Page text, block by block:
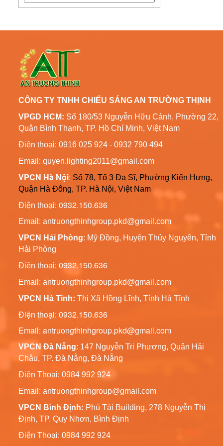
Thông Số Kỹ Thuật Trụ
Đèn Chiếu Sáng Cao Áp
Liên hệ
Sáng Cao Áp Đường Phố
ATT-T01
Liên hệ
Cột Đèn Trang Trí Sân
Liên hệ
Cột Trang Trí Đèn Led
Chiếu Sáng Sân Vườn
Trụ Đèn Tín Hiệu Chớp
Vàng Năng Lượng Mặt
Liên hệ
Cột Đèn Chiếu Sáng Cao
Áp 6m, 7m, 8m, 9m,
10m, 11m, 12m
Liên hệ
Cột Đèn Chiếu Sáng Sân
Vườn Pine
Nóng Trụ Đèn Chiếu Sáng
Tàu
Cột Đèn Cao Áp Chiếu
Sáng Đường Phố Tại
Quảng Ninh
CÔNG TY TNHH CHIẾU SÁNG AN TRƯỜNG THỊNH
VPGD HCM: Số 180/53 Nguyễn Hữu Cảnh, Phường 22,
Quận Bình Thạnh, TP. Hồ Chí Minh, Việt Nam
Điện thoại: 0916 025 924 - 0932 790 494
Email: quyen.lighting2011@gmail.com
VPCN Hà Nội: Số 78, Tổ 3 Đa Sĩ, Phường Kiến Hưng,
Quận Hà Đông, TP. Hà Nội, Việt Nam
Điện thoại: 0932.150.636
Email: antruongthinhgroup.pkd@gmail.com
VPCN Hải Phòng: Mỹ Đồng, Huyện Thủy Nguyên, Tỉnh
Hải Phòng
Điện thoại: 0932.150.636
Email: antruongthinhgroup.pkd@gmail.com
VPCN Hà Tĩnh: Thị Xã Hồng Lĩnh, Tỉnh Hà Tĩnh
Điện thoại: 0932.150.636
Email: antruongthinhgroup.pkd@gmail.com
VPCN Đà Nẵng: 147 Nguyễn Tri Phương, Quận Hải
Châu, TP. Đà Nẵng, Đà Nẵng
Điện Thoại: 0984 992 924
Email: antruongthinhgroup@gmail.com
VPCN Bình Định: Phú Tài Building, 278 Nguyễn Thị
Định, TP. Quy Nhơn, Bình Định
Điện Thoại: 0984 992 924